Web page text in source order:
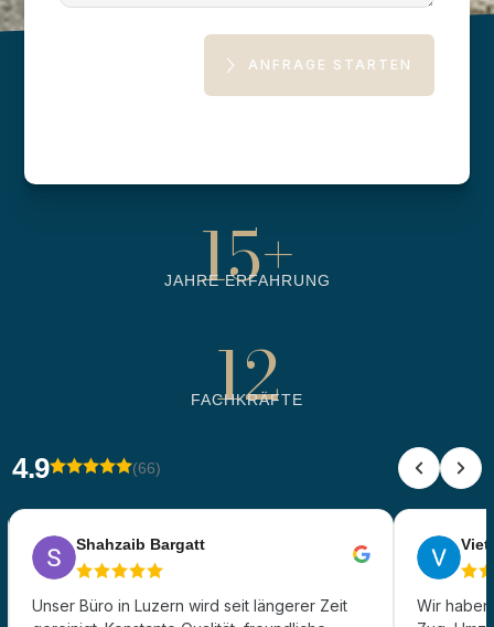
ANFRAGE STARTEN
15+
JAHRE ERFAHRUNG
12
FACHKRÄFTE
4.9 (66)
Shahzaib Bargatt
Unser Büro in Luzern wird seit längerer Zeit
Viet
Wir